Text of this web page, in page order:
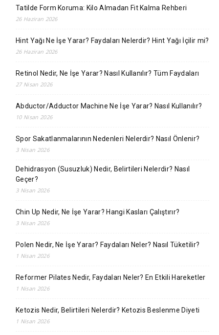
Tatilde Form Koruma: Kilo Almadan Fit Kalma Rehberi
26 Haziran 2026
Hint Yağı Ne İşe Yarar? Faydaları Nelerdir? Hint Yağı İçilir mi?
26 Haziran 2026
Retinol Nedir, Ne İşe Yarar? Nasıl Kullanılır? Tüm Faydaları
27 Nisan 2026
Abductor/Adductor Machine Ne İşe Yarar? Nasıl Kullanılır?
10 Nisan 2026
Spor Sakatlanmalarının Nedenleri Nelerdir? Nasıl Önlenir?
3 Nisan 2026
Dehidrasyon (Susuzluk) Nedir, Belirtileri Nelerdir? Nasıl
Geçer?
3 Nisan 2026
Chin Up Nedir, Ne İşe Yarar? Hangi Kasları Çalıştırır?
3 Nisan 2026
Polen Nedir, Ne İşe Yarar? Faydaları Neler? Nasıl Tüketilir?
1 Nisan 2026
Reformer Pilates Nedir, Faydaları Neler? En Etkili Hareketler
1 Nisan 2026
Ketozis Nedir, Belirtileri Nelerdir? Ketozis Beslenme Diyeti
1 Nisan 2026